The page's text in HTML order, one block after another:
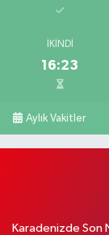
İKINDI
16:23
Aylık Vakitler
Karadenizde Son